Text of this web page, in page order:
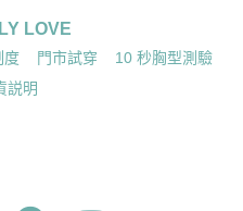
LOVE
度 門市試穿
10 秒胸型測驗
説明